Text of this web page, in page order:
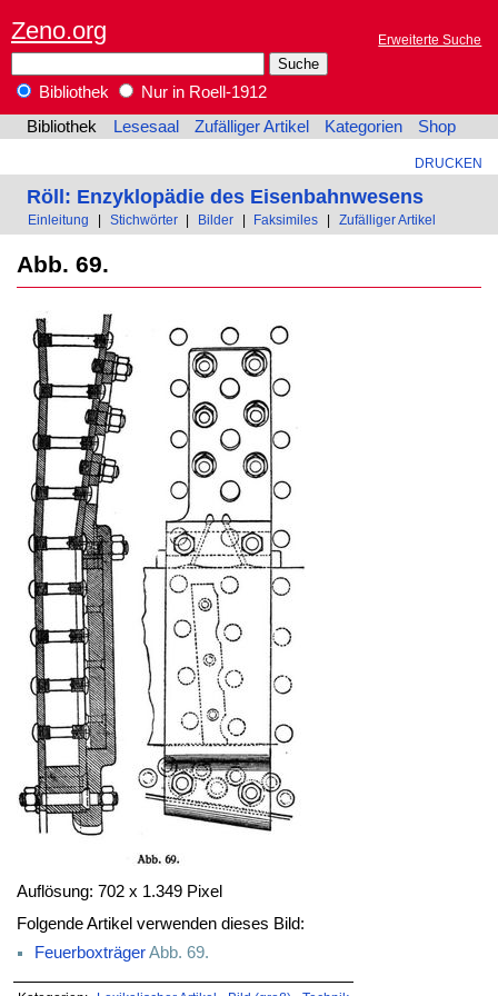
Zeno.org Erweiterte Suche
Bibliothek
Nur in Roell-1912
Bibliothek
Lesesaal Zufälliger Artikel Kategorien Shop
DRUCKEN
Röll: Enzyklopädie des Eisenbahnwesens
Einleitung Stichwörter Bilder Faksimiles Zufälliger Artikel
Abb. 69.
Auflösung: 702 x 1.349 Pixel
Folgende Artikel verwenden dieses Bild:
Feuerboxträger Abb. 69.